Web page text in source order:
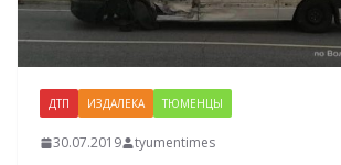
ДТП ИЗДАЛЕКА ТЮМЕНЦЫ
30.07.2019 tyumentimes